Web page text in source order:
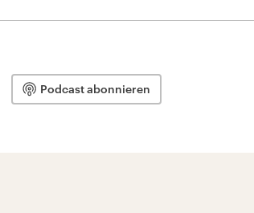
Podcast abonnieren